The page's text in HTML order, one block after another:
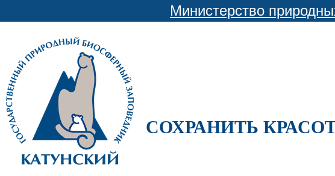
Министерство
СОХРАНИТЬ